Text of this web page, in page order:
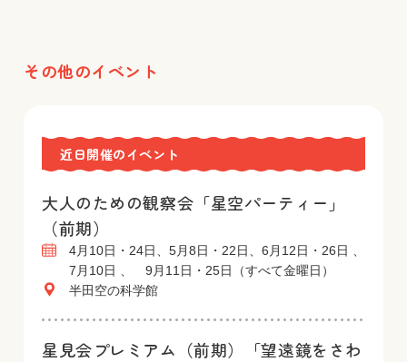
その他のイベント
近日開催のイベント
大人のための観察会「星空パーティー」
（前期）
4月10日・24日、5月8日・22日、6月12日・26日 、
7月10日 、 9月11日・25日（すべて金曜日）
半田空の科学館
星見会プレミアム（前期）「望遠鏡をさわ